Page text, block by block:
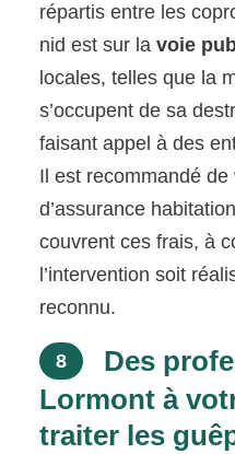
répartis entre les
nid est sur lavoie
locales, telles que la
s’occupent de sa
faisant appel à des
Il est recommandé
d’assurance
couvrent ces frais, à
l’intervention soit
reconnu.
8
Des
Lormont à
traiter les